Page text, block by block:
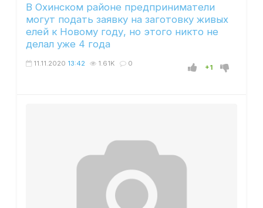
В Охинском районе предприниматели
могут подать заявку на заготовку живых
елей к Новому году, но этого никто не
делал уже 4 года
+1
11.11.2020 13:42 1.61K 0